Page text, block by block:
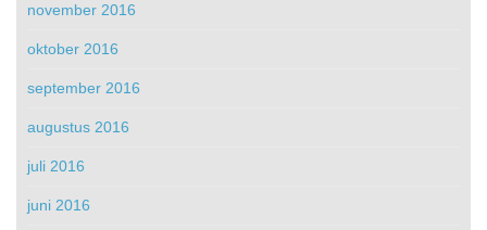
november 2016
oktober 2016
september 2016
augustus 2016
juli 2016
juni 2016